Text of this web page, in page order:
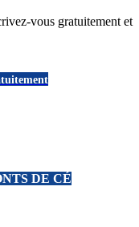
vous gratuitement et
DE CÉ